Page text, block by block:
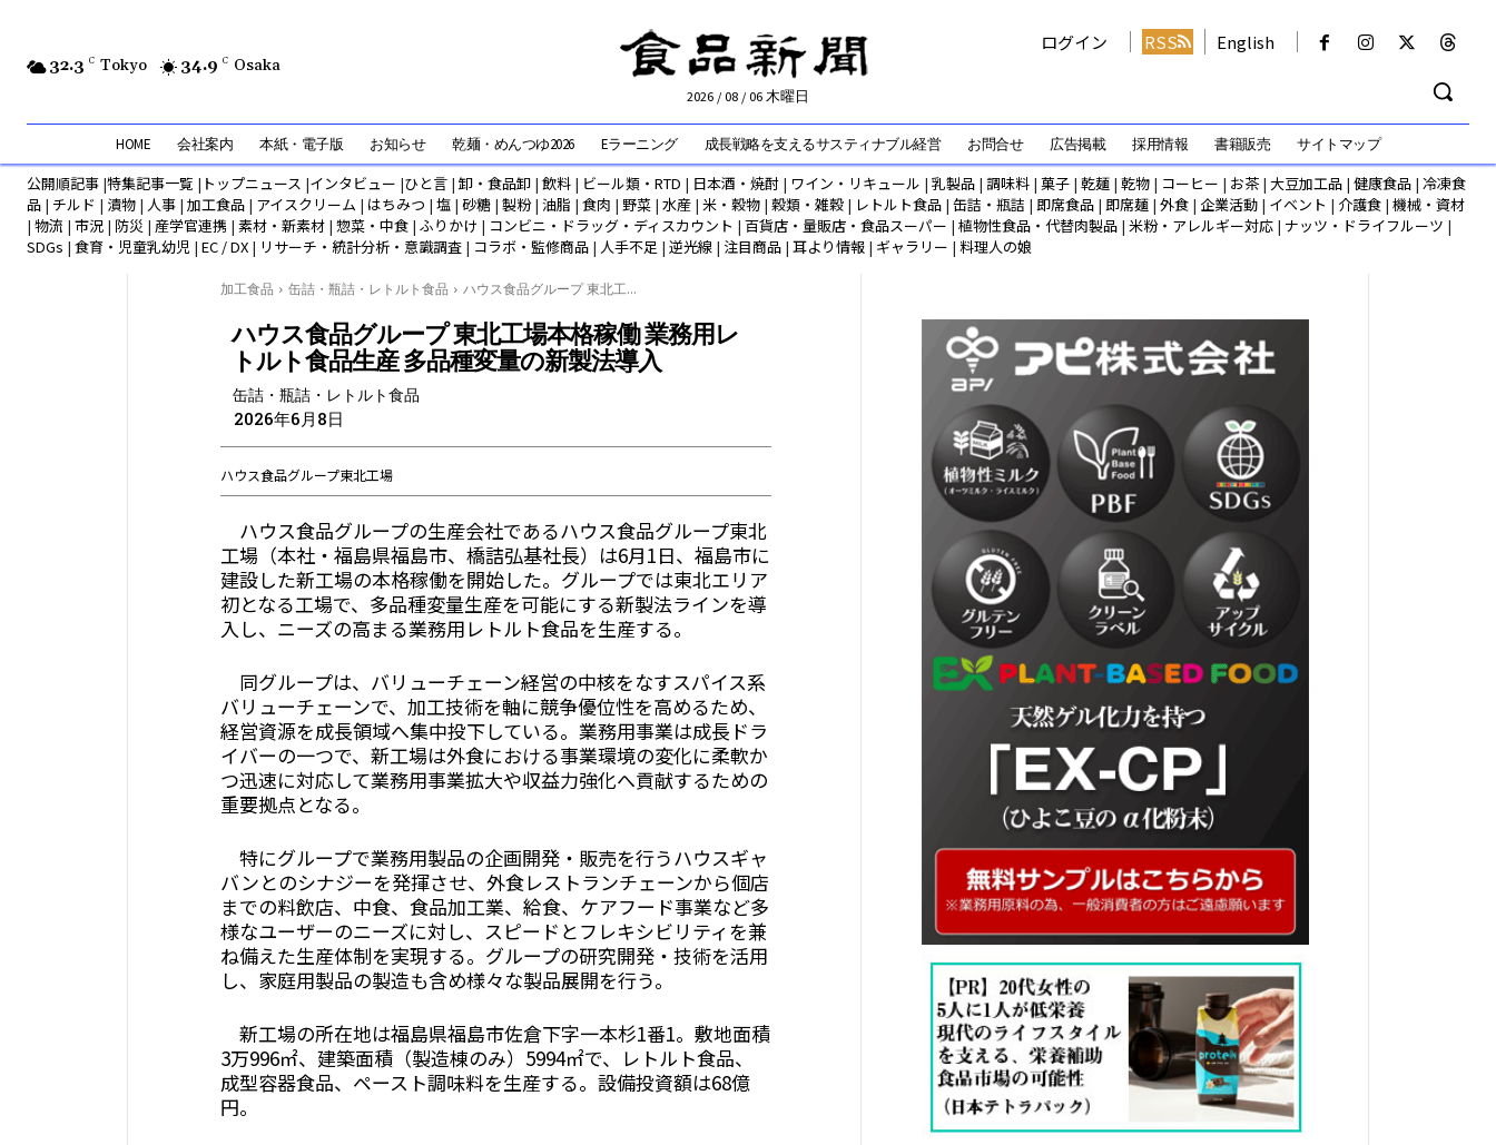
32.3 C Tokyo 34.9 C Osaka
2026 / 08 / 06 木曜日
ログイン RSS English
HOME 会社案内 本紙・電子版 お知らせ 乾麺・めんつゆ2026 Eラーニング 成長戦略を支えるサスティナブル経営 お問合せ 広告掲載 採用情報 書籍販売 サイトマップ
公開順記事 |特集記事一覧 | トップニュース |インタビュー |ひと言 |卸・食品卸 | 飲料 | ビール類・RTD | 日本酒・焼酎 | ワイン・リキュール | 乳製品 | 調味料 | 菓子 | 乾麺 | 乾物 | コーヒー | お茶 | 大豆加工品 | 健康食品 | 冷凍食
品 | チルド | 漬物 | 人事 | 加工食品 | アイスクリーム | はちみつ | 塩 | 砂糖 | 製粉| 油脂 | 食肉 | 野菜 | 水産 | 米・穀物 | 穀類・雑穀 | レトルト食品 | 缶詰・瓶詰 | 即席食品 | 即席麺 | 外食 | 企業活動 | イベント | 介護食 | 機械・資材
| 物流 | 市況 | 防災 | 産学官連携 | 素材・新素材 | 惣菜・中食 | ふりかけ | コンビニ・ドラッグ・ディスカウント | 百貨店・量販店・食品スーパー | 植物性食品・代替肉製品 | 米粉・アレルギー対応 | ナッツ・ドライフルーツ |
SDGs | 食育・児童乳幼児 | EC / DX | リサーチ・統計分析・意識調査 | コラボ・監修商品 | 人手不足 | 逆光線 | 注目商品 | 耳より情報 | ギャラリー | 料理人の娘
加工食品 缶詰・瓶詰・レトルト食品 ハウス食品グループ 東北工...
ハウス食品グループ 東北工場本格稼働 業務用レ
トルト食品生産 多品種変量の新製法導入
缶詰・瓶詰・レトルト食品
2026年6月8日
ハウス食品グループ東北工場
ハウス食品グループの生産会社であるハウス食品グループ東北
工場（本社・福島県福島市、橋詰弘基社長）は6月1日、福島市に
建設した新工場の本格稼働を開始した。グループでは東北エリア
初となる工場で、多品種変量生産を可能にする新製法ラインを導
入し、ニーズの高まる業務用レトルト食品を生産する。
同グループは、バリューチェーン経営の中核をなすスパイス系
バリューチェーンで、加工技術を軸に競争優位性を高めるため、
経営資源を成長領域へ集中投下している。業務用事業は成長ドラ
イバーの一つで、新工場は外食における事業環境の変化に柔軟か
つ迅速に対応して業務用事業拡大や収益力強化へ貢献するための
重要拠点となる。
特にグループで業務用製品の企画開発・販売を行うハウスギャ
バンとのシナジーを発揮させ、外食レストランチェーンから個店
までの料飲店、中食、食品加工業、給食、ケアフード事業など多
様なユーザーのニーズに対し、スピードとフレキシビリティを兼
ね備えた生産体制を実現する。グループの研究開発・技術を活用
し、家庭用製品の製造も含め様々な製品展開を行う。
新工場の所在地は福島県福島市佐倉下字一本杉1番1。敷地面積
3万996㎡、建築面積（製造棟のみ）5994㎡で、レトルト食品、
成型容器食品、ペースト調味料を生産する。設備投資額は68億
円。